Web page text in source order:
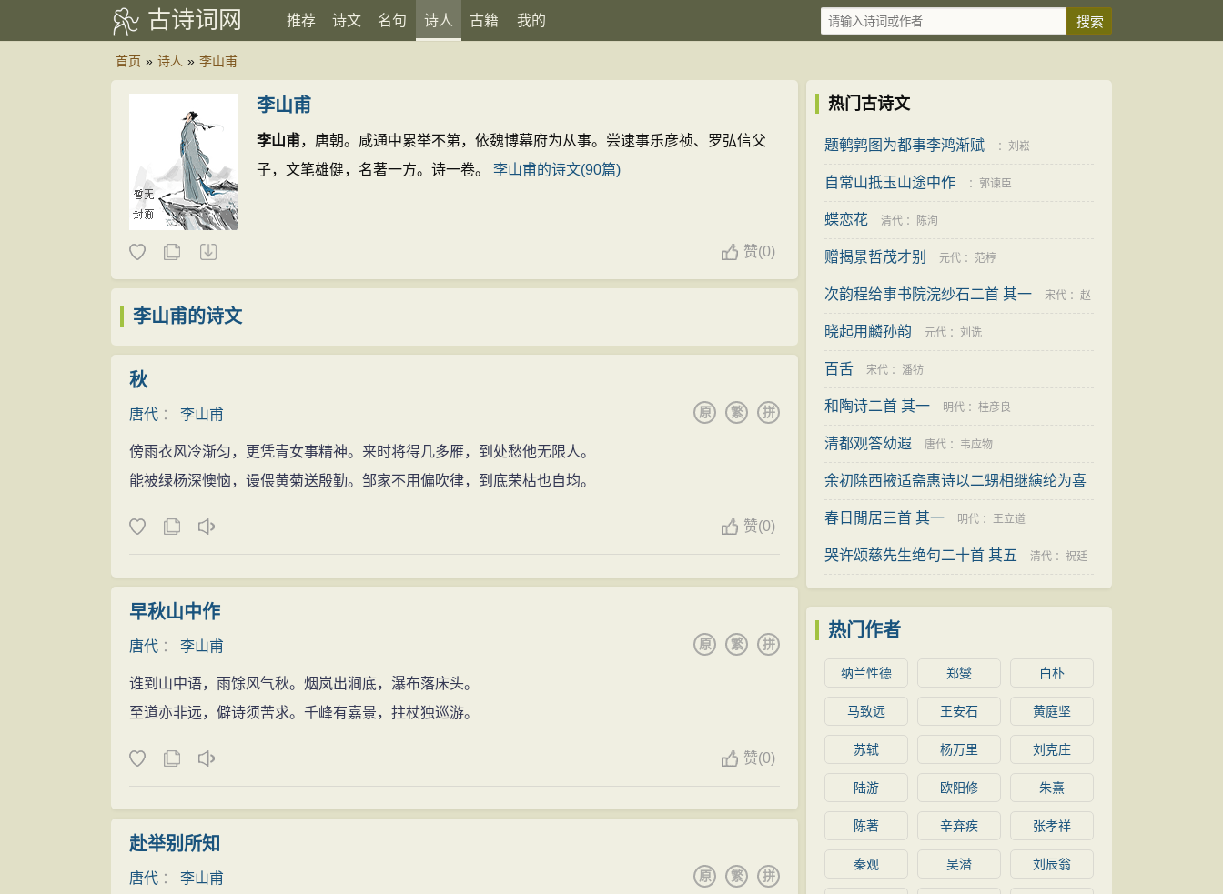
古诗词网 推荐 诗文 名句 诗人 古籍 我的
首页 » 诗人 » 李山甫
李山甫
李山甫，唐朝。咸通中累举不第，依魏博幕府为从事。尝逮事乐彦祯、罗弘信父
子，文笔雄健，名著一方。诗一卷。 李山甫的诗文(90篇)
赞(0)
李山甫的诗文
秋
唐代 ： 李山甫 拼
繁
原
傍雨衣风冷渐匀，更凭青女事精神。来时将得几多雁，到处愁他无限人。
能被绿杨深懊恼，谩偎黄菊送殷勤。邹家不用偏吹律，到底荣枯也自均。
赞(0)
早秋山中作
唐代 ： 李山甫 拼
繁
原
谁到山中语，雨馀风气秋。烟岚出涧底，瀑布落床头。
至道亦非远，僻诗须苦求。千峰有嘉景，拄杖独巡游。
赞(0)
赴举别所知
唐代 ： 李山甫 拼
繁
原
热门古诗文
题鹌鹑图为都事李鸿渐赋 ： 刘崧
自常山抵玉山途中作 ： 郭谏臣
蝶恋花 清代 ： 陈洵
赠揭景哲茂才别 元代 ： 范梈
次韵程给事书院浣纱石二首 其一 宋代 ： 赵
抃
晓起用麟孙韵 元代 ： 刘诜
百舌 宋代 ： 潘牥
和陶诗二首 其一 明代 ： 桂彦良
清都观答幼遐 唐代 ： 韦应物
余初除西掖适斋惠诗以二甥相继縯纶为喜
安行 ：楼钥
春日閒居三首 其一 明代 ： 王立道
哭许颂慈先生绝句二十首 其五 清代 ： 祝廷
热门作者
纳兰性德 郑燮 白朴
马致远 王安石 黄庭坚
苏轼 杨万里 刘克庄
陆游 欧阳修 朱熹
陈著 辛弃疾 张孝祥
秦观 吴潜 刘辰翁